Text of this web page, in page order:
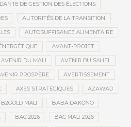
DE GESTION DES ÉLECTIONS
AUTORITÉS DE LA TRANSITION
AUTOSUFFISANCE ALIMENTAIRE
AVANT-PROJET
AVENIR DU MALI AVENIR DU SAHEL
PROSPÈRE AVERTISSEMENT
AXES STRATÉGIQUES AZAWAD
B2GOLD MALI BABA DAKONO
BAC 2026 BAC MALI 2026